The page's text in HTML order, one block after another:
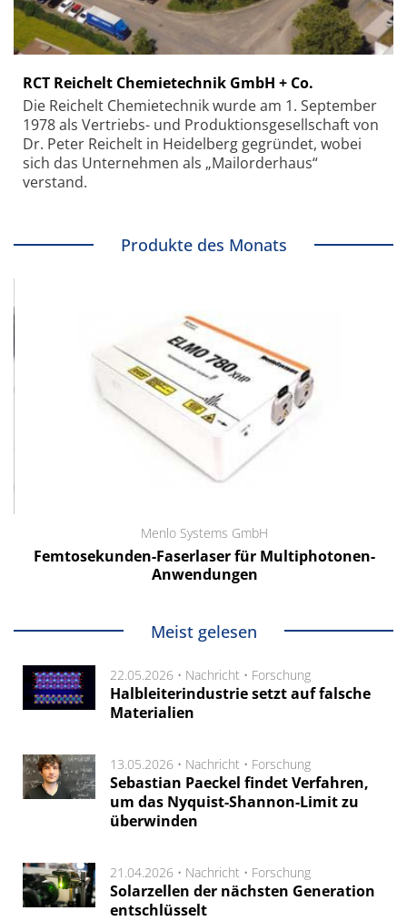
RCT Reichelt Chemietechnik GmbH + Co.
Die Reichelt Chemietechnik wurde am 1. September
1978 als Vertriebs- und Produktionsgesellschaft von
Dr. Peter Reichelt in Heidelberg gegründet, wobei
sich das Unternehmen als „Mailorderhaus“
verstand.
Produkte des Monats
Menlo Systems GmbH
Femtosekunden-Faserlaser für Multiphotonen-
Anwendungen
Meist gelesen
22.05.2026 • Nachricht • Forschung
Halbleiterindustrie setzt auf falsche
Materialien
13.05.2026 • Nachricht • Forschung
Sebastian Paeckel findet Verfahren,
um das Nyquist-Shannon-Limit zu
überwinden
21.04.2026 • Nachricht • Forschung
Solarzellen der nächsten Generation
entschlüsselt